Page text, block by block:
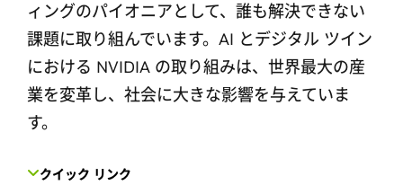
ィングのパイオニアとして、誰も解決できない
課題に取り組んでいます。AI とデジタル ツイン
における NVIDIA の取り組みは、世界最大の産
業を変革し、社会に大きな影響を与えていま
す。
クイック リンク